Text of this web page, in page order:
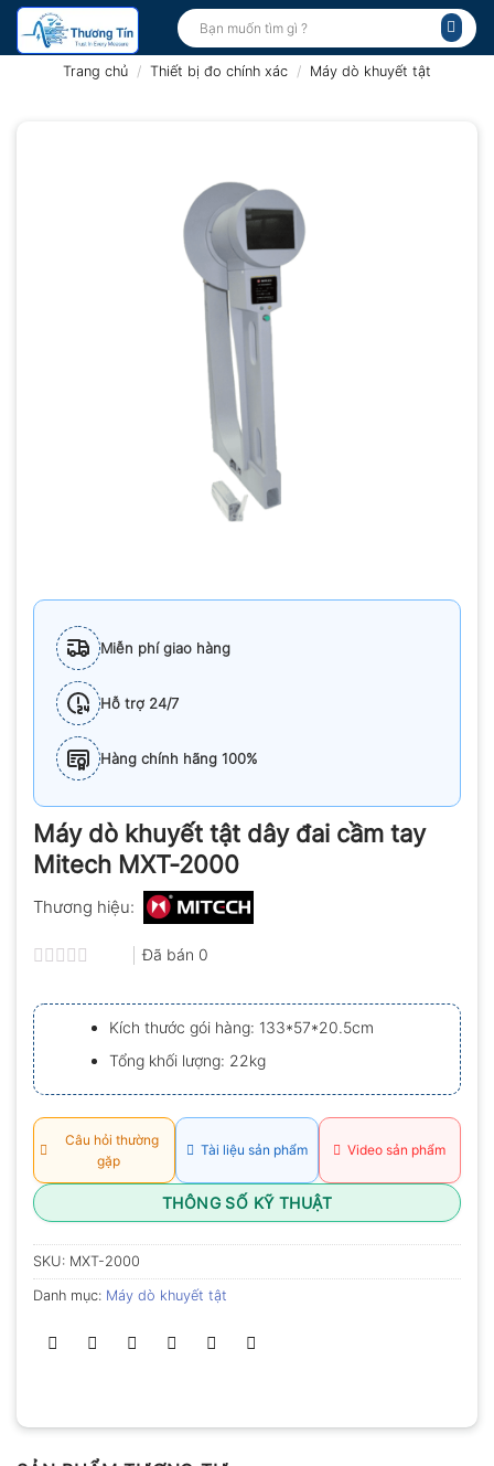
Bỏ
qua
Tìm
kiếm:
Trang chủ / Thiết bị đo chính xác / Máy dò khuyết tật
Miễn phí giao hàng
Hỗ trợ 24/7
Hàng chính hãng 100%
Máy dò khuyết tật dây đai cầm tay
Mitech MXT-2000
Thương hiệu:
xếp
hạng
0.0
5
sao
Đã bán 0
Kích thước gói hàng: 133*57*20.5cm
Tổng khối lượng: 22kg
Câu hỏi thường
gặp
Tài liệu sản phẩm Video sản phẩm
THÔNG SỐ KỸ THUẬT
SKU: MXT-2000
Danh mục: Máy dò khuyết tật